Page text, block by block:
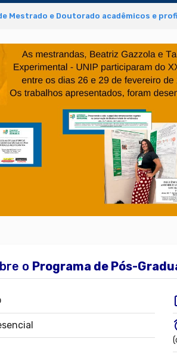
Mestrado e Doutorado acadêmicos e
o Programa de Pós-